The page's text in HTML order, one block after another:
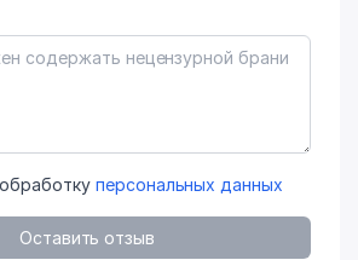
персональных данных
Оставить отзыв